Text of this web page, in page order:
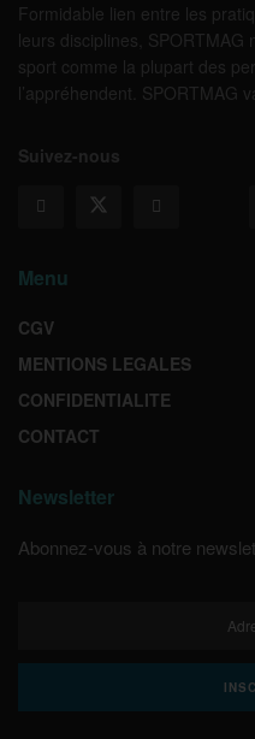
Formidable lien entre les
leurs disciplines,
sport comme la plupart des
l’appréhendent. SPORTMAG
Suivez-nous
Menu
CGV
MENTIONS LEGALES
CONFIDENTIALITE
CONTACT
Newsletter
Abonnez-vous à notre